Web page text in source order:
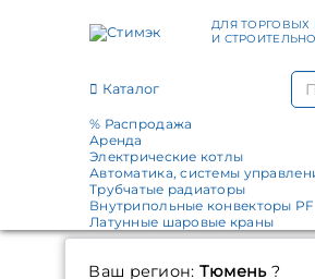
ДЛЯ
И
Ваш регион: Тюмень?
Каталог
% Распродажа
Аренда
Электрические котлы
Автоматика, системы
Трубчатые радиаторы
Внутрипольные конвекторы PF
Латунные шаровые краны